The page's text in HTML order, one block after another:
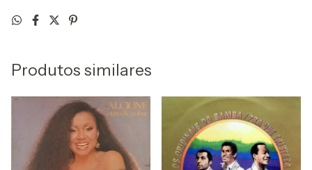
Produtos similares